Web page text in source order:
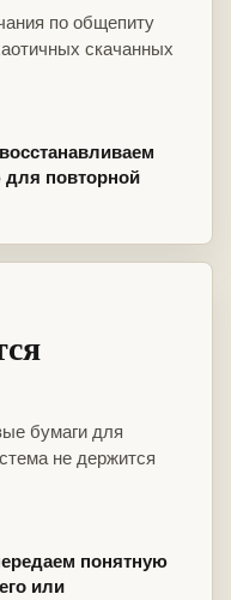
по общепиту
скачанных
для повторной
бумаги для
не держится
понятную
или